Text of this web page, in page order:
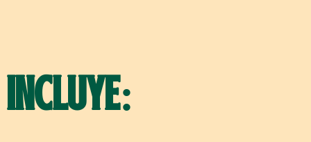
completa: email confirmación instantáneo tras
Todas las promociones TPH Marketing